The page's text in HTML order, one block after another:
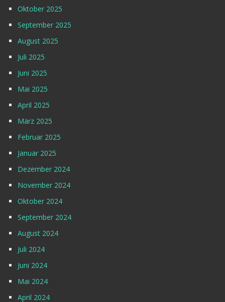
Oktober 2025
September 2025
August 2025
Juli 2025
Juni 2025
Mai 2025
April 2025
März 2025
Februar 2025
Januar 2025
Dezember 2024
November 2024
Oktober 2024
September 2024
August 2024
Juli 2024
Juni 2024
Mai 2024
April 2024